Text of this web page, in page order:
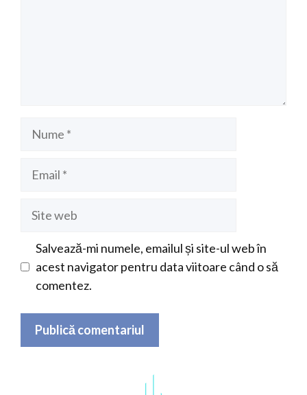
Salvează-mi numele, emailul și site-ul web în
acest navigator pentru data viitoare când o să
comentez.